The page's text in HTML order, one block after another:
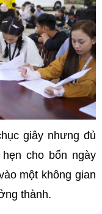
giây nhưng đủ
cho bốn ngày
một không gian
thành.